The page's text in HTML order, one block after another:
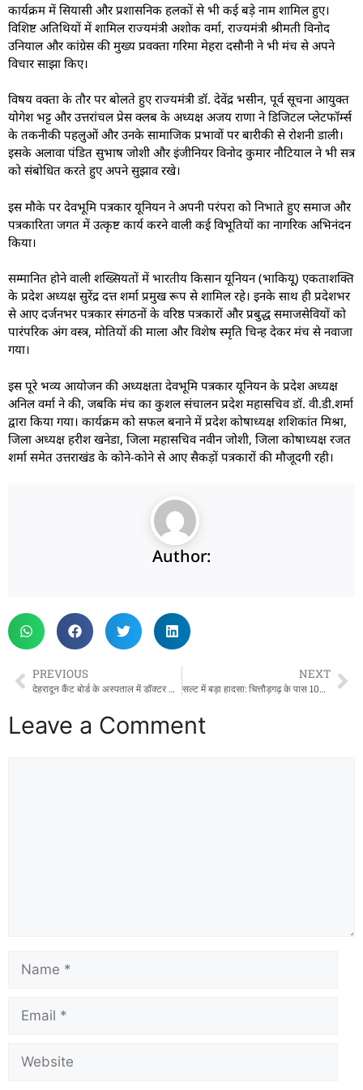
कार्यक्रम में सियासी और प्रशासनिक हलकों से भी कई बड़े नाम शामिल हुए।
विशिष्ट अतिथियों में शामिल राज्यमंत्री अशोक वर्मा, राज्यमंत्री श्रीमती विनोद
उनियाल और कांग्रेस की मुख्य प्रवक्ता गरिमा मेहरा दसौनी ने भी मंच से अपने
विचार साझा किए।
विषय वक्ता के तौर पर बोलते हुए राज्यमंत्री डॉ. देवेंद्र भसीन, पूर्व सूचना आयुक्त
योगेश भट्ट और उत्तरांचल प्रेस क्लब के अध्यक्ष अजय राणा ने डिजिटल प्लेटफॉर्म्स
के तकनीकी पहलुओं और उनके सामाजिक प्रभावों पर बारीकी से रोशनी डाली।
इसके अलावा पंडित सुभाष जोशी और इंजीनियर विनोद कुमार नौटियाल ने भी सत्र
को संबोधित करते हुए अपने सुझाव रखे।
इस मौके पर देवभूमि पत्रकार यूनियन ने अपनी परंपरा को निभाते हुए समाज और
पत्रकारिता जगत में उत्कृष्ट कार्य करने वाली कई विभूतियों का नागरिक अभिनंदन
किया।
सम्मानित होने वाली शख्सियतों में भारतीय किसान यूनियन (भाकियू) एकताशक्ति
के प्रदेश अध्यक्ष सुरेंद्र दत्त शर्मा प्रमुख रूप से शामिल रहे। इनके साथ ही प्रदेशभर
से आए दर्जनभर पत्रकार संगठनों के वरिष्ठ पत्रकारों और प्रबुद्ध समाजसेवियों को
पारंपरिक अंग वस्त्र, मोतियों की माला और विशेष स्मृति चिन्ह देकर मंच से नवाजा
गया।
इस पूरे भव्य आयोजन की अध्यक्षता देवभूमि पत्रकार यूनियन के प्रदेश अध्यक्ष
अनिल वर्मा ने की, जबकि मंच का कुशल संचालन प्रदेश महासचिव डॉ. वी.डी.शर्मा
द्वारा किया गया। कार्यक्रम को सफल बनाने में प्रदेश कोषाध्यक्ष शशिकांत मिश्रा,
जिला अध्यक्ष हरीश खनेडा, जिला महासचिव नवीन जोशी, जिला कोषाध्यक्ष रजत
शर्मा समेत उत्तराखंड के कोने-कोने से आए सैकड़ों पत्रकारों की मौजूदगी रही।
Author:
PREVIOUS
देहरादून कैंट बोर्ड के अस्पताल में डॉक्टर की भर्ती में खेल, अनुभव हटाया और दो अभ्यर्थी बीए के भी शामिल करवाए
NEXT
सल्ट में बड़ा हादसा: चित्तौड़गढ़ के पास 100 मीटर गहरी खाई में गिरा डंपर, बासौली निवासी चालक की मौत
Leave a Comment